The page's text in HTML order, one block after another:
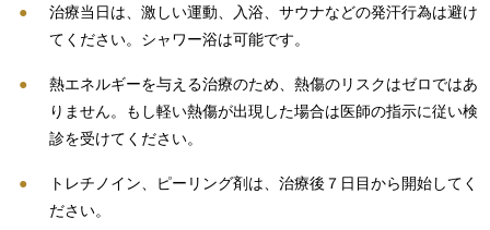
治療当日は、激しい運動、入浴、サウナなどの発汗行為は避け
てください。シャワー浴は可能です。
熱エネルギーを与える治療のため、熱傷のリスクはゼロではあ
りません。もし軽い熱傷が出現した場合は医師の指示に従い検
診を受けてください。
トレチノイン、ピーリング剤は、治療後７日目から開始してく
ださい。